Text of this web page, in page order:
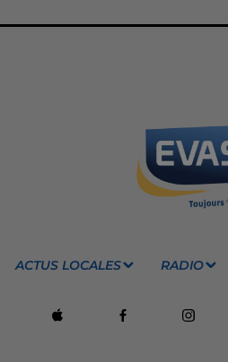
ACTUS LOCALES RADIO